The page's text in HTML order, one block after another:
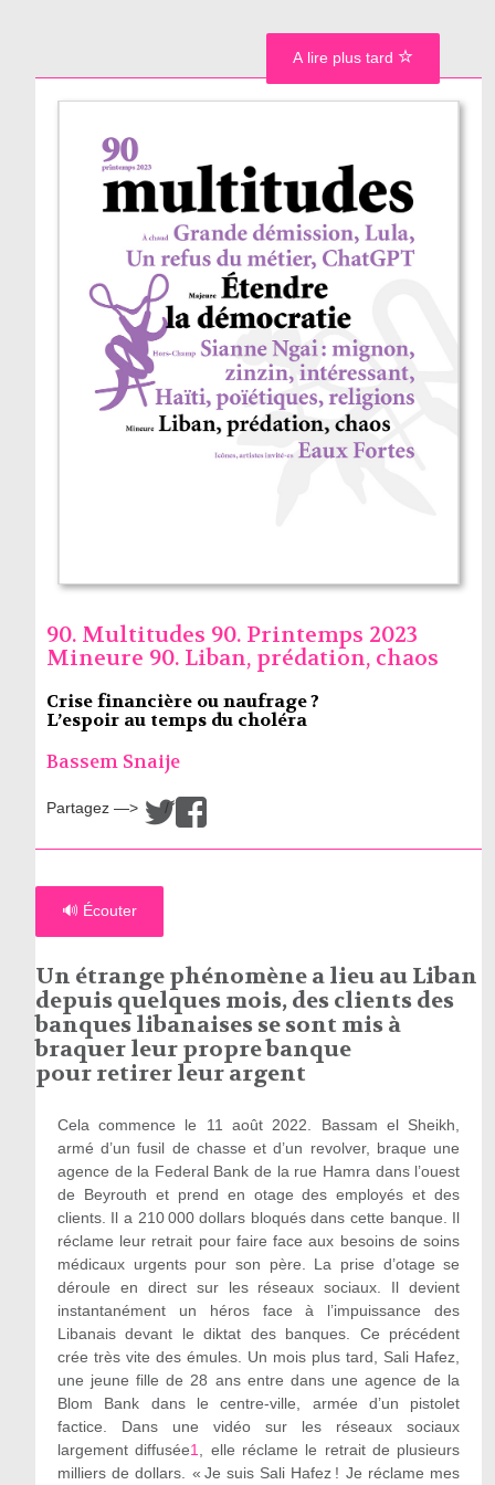
90. Multitudes 90. Printemps 2023
Mineure 90. Liban, prédation, chaos
Crise financière ou naufrage ?
L’espoir au temps du choléra
Bassem Snaije
Partagez —> /
🔊 Écouter
Un étrange phénomène a lieu au Liban
depuis quelques mois, des clients des
banques libanaises se sont mis à
braquer leur propre banque
pour retirer leur argent
Cela commence le 11 août 2022. Bassam el Sheikh,
armé d’un fusil de chasse et d’un revolver, braque une
agence de la Federal Bank de la rue Hamra dans l’ouest
de Beyrouth et prend en otage des employés et des
clients. Il a 210 000 dollars bloqués dans cette banque. Il
réclame leur retrait pour faire face aux besoins de soins
médicaux urgents pour son père. La prise d’otage se
déroule en direct sur les réseaux sociaux. Il devient
instantanément un héros face à l’impuissance des
Libanais devant le diktat des banques. Ce précédent
crée très vite des émules. Un mois plus tard, Sali Hafez,
une jeune fille de 28 ans entre dans une agence de la
Blom Bank dans le centre-ville, armée d’un pistolet
factice. Dans une vidéo sur les réseaux sociaux
largement diffusée1, elle réclame le retrait de plusieurs
milliers de dollars. « Je suis Sali Hafez ! Je réclame mes
A lire plus tard